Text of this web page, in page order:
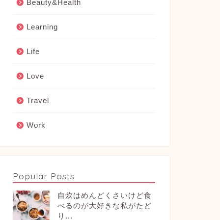
Beauty&Health
Learning
Life
Love
Travel
Work
Popular Posts
自炊はめんどくさいけど食
べるのが大好きな私がたど
り...